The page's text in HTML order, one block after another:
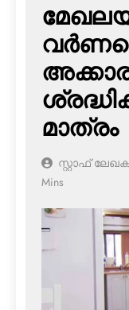
മാത്രം
സ്റ്റാഫ്
Mins